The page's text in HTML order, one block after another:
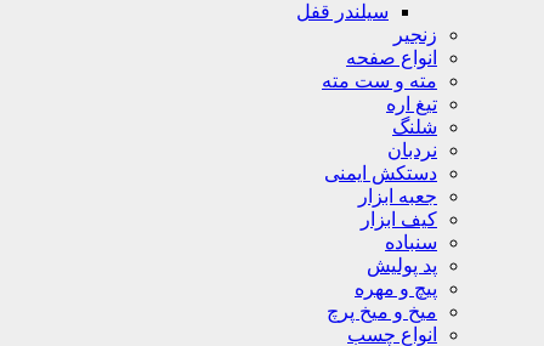
سیلندر قفل
زنجیر
انواع صفحه
مته و ست مته
تیغ اره
شلنگ
نردبان
دستکش ایمنی
جعبه ابزار
کیف ابزار
سنباده
پد پولیش
پیچ و مهره
میخ و میخ پرچ
انواع چسب